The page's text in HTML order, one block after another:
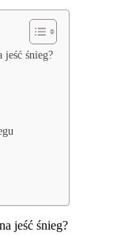
jeść śnieg?
jeść śnieg?